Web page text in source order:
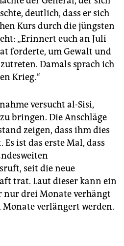
deutlich, dass er sich
Kurs durch die jüngsten
„Erinnert euch an Juli
forderte, um Gewalt und
Damals sprach ich
Krieg.“
versucht al-Sisi,
bringen. Die Anschläge
zeigen, dass ihm dies
ist das erste Mal, dass
seit die neue
trat. Laut dieser kann ein
nur drei Monate verhängt
verlängert werden.